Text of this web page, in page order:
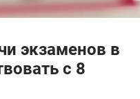
экзаменов в
с 8